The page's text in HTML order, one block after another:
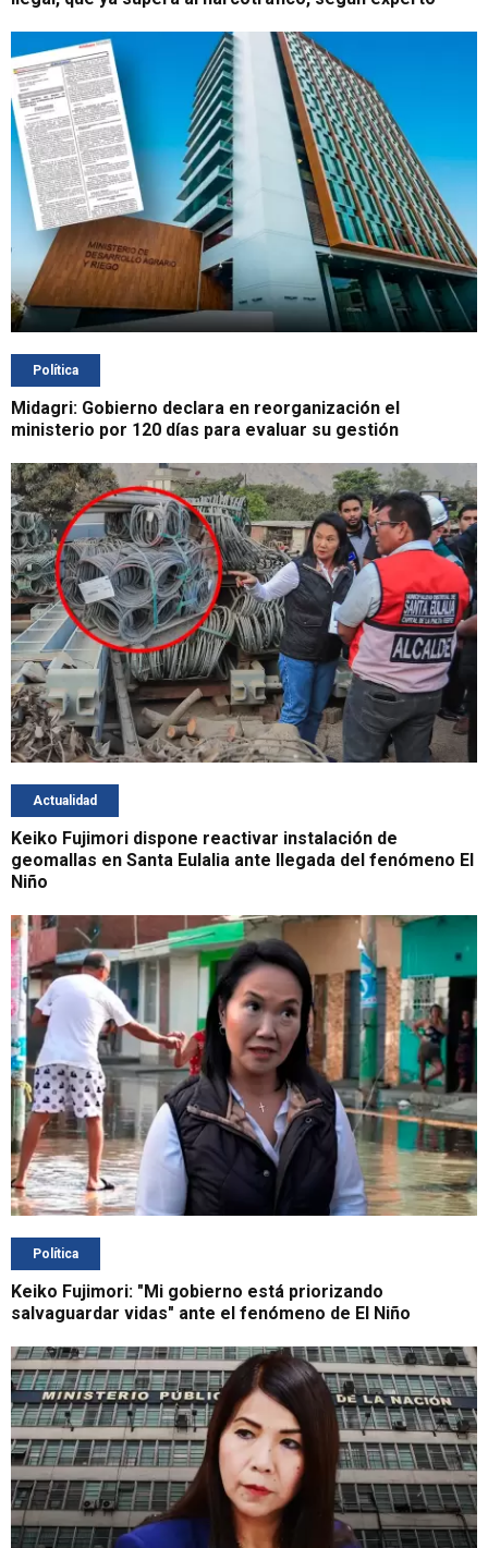
Política
Midagri: Gobierno declara en reorganización el
ministerio por 120 días para evaluar su gestión
Actualidad
Keiko Fujimori dispone reactivar instalación de
geomallas en Santa Eulalia ante llegada del fenómeno El
Niño
Política
Keiko Fujimori: "Mi gobierno está priorizando
salvaguardar vidas" ante el fenómeno de El Niño